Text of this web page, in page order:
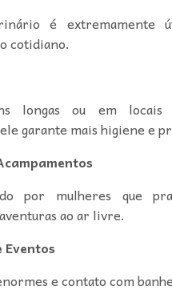
é extremamente
cotidiano.
longas ou em locais
garante mais higiene e
por mulheres que
ao ar livre.
Eventos
e contato com